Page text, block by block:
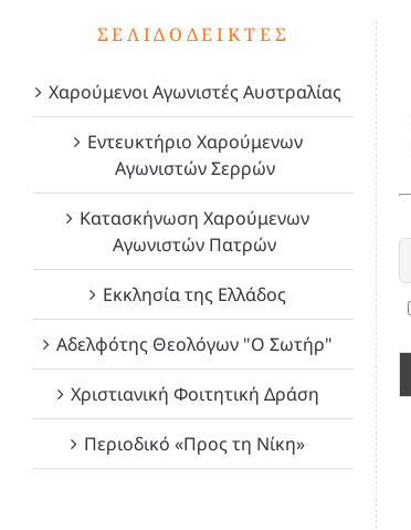
ΣΕΛΙΔΟΔΕΊΚΤΕΣ
Χαρούμενοι Αγωνιστές Αυστραλίας
Εντευκτήριο Χαρούμενων
Αγωνιστών Σερρών
Κατασκήνωση Χαρούμενων
Αγωνιστών Πατρών
Εκκλησία της Ελλάδος
Αδελφότης Θεολόγων "Ο Σωτήρ"
Χριστιανική Φοιτητική Δράση
Περιοδικό «Προς τη Νίκη»